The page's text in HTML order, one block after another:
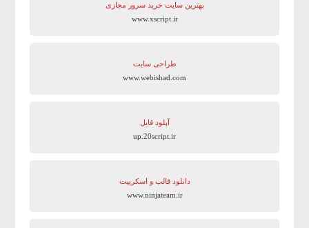
بهترین سایت‌ خرید سرور مجازی
www.xscript.ir
طراحی سایت
www.webishad.com
آپلود فایل
up.20script.ir
دانلود قالب و اسکریپت
www.ninjateam.ir